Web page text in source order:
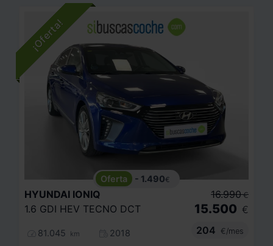
- 1.490€
HYUNDAI IONIQ
1.6 GDI HEV TECNO DCT
81.045 km
2018
16.990 €
15.500 €
204
€/mes